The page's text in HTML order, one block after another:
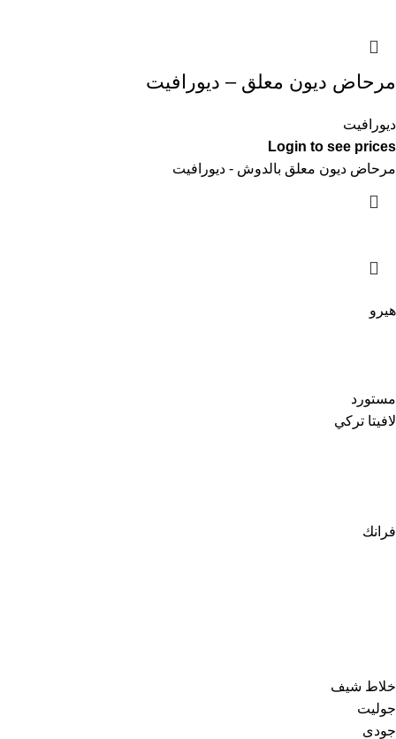
مرحاض ديون معلق – ديورافيت
ديورافيت
Login to see prices
مرحاض ديون معلق بالدوش - ديورافيت
هيرو
مستورد
لافيتا تركي
فرانك
خلاط شيف
جوليت
جودى